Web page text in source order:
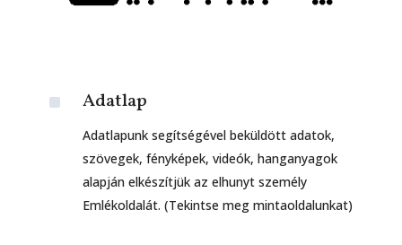
^ Adatlap
Adatlapunk segítségével beküldött adatok,
szövegek, fényképek, videók, hanganyagok
alapján elkészítjük az elhunyt személy
Emlékoldalát. (Tekintse meg mintaoldalunkat)